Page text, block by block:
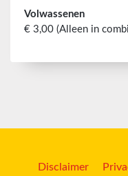
Volwassenen
€ 3,00 (Alleen in
Disclaimer